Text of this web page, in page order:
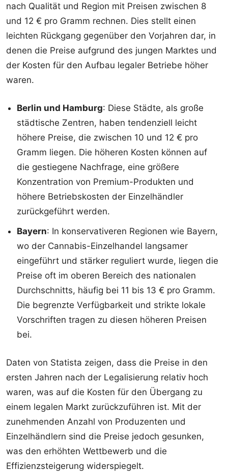
nach Qualität und Region mit Preisen zwischen 8
und 12 € pro Gramm rechnen. Dies stellt einen
leichten Rückgang gegenüber den Vorjahren dar, in
denen die Preise aufgrund des jungen Marktes und
der Kosten für den Aufbau legaler Betriebe höher
waren.
Berlin und Hamburg: Diese Städte, als große
städtische Zentren, haben tendenziell leicht
höhere Preise, die zwischen 10 und 12 € pro
Gramm liegen. Die höheren Kosten können auf
die gestiegene Nachfrage, eine größere
Konzentration von Premium-Produkten und
höhere Betriebskosten der Einzelhändler
zurückgeführt werden.
Bayern: In konservativeren Regionen wie Bayern,
wo der Cannabis-Einzelhandel langsamer
eingeführt und stärker reguliert wurde, liegen die
Preise oft im oberen Bereich des nationalen
Durchschnitts, häufig bei 11 bis 13 € pro Gramm.
Die begrenzte Verfügbarkeit und strikte lokale
Vorschriften tragen zu diesen höheren Preisen
bei.
Daten von Statista zeigen, dass die Preise in den
ersten Jahren nach der Legalisierung relativ hoch
waren, was auf die Kosten für den Übergang zu
einem legalen Markt zurückzuführen ist. Mit der
zunehmenden Anzahl von Produzenten und
Einzelhändlern sind die Preise jedoch gesunken,
was den erhöhten Wettbewerb und die
Effizienzsteigerung widerspiegelt.